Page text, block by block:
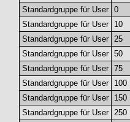
Standardgruppe für User 0
Standardgruppe für User
10
Standardgruppe für User 25
Standardgruppe für User 50
Standardgruppe für User 75
Standardgruppe für User
100
Standardgruppe für User
150
Standardgruppe für User 250